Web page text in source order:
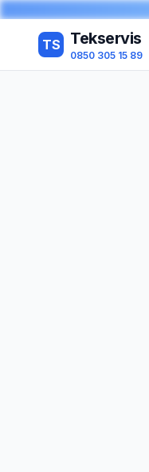
TS Tekservis
0850 305 15 89